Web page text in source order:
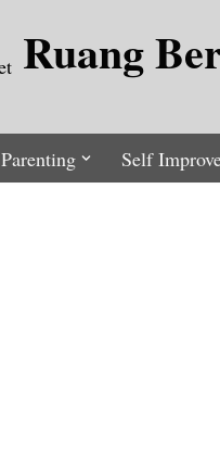
Ruang
Parenting Self